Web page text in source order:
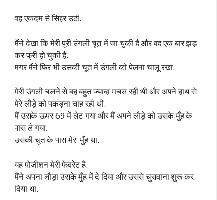
वह एकदम से सिहर उठी.
मैंने देखा कि मेरी पूरी उंगली चूत में जा चुकी है और वह एक बार झड़
कर फ्री हो चुकी है.
मगर मैंने फिर भी उसकी चूत में उंगली को पेलना चालू रखा.
मेरी उंगली चलने से वह बहुत ज्यादा मचल रही थी और अपने हाथ से
मेरे लौड़े को पकड़ना चाह रही थी.
मैं उसके ऊपर 69 में लेट गया और मैं अपने लौड़े को उसके मुँह के
पास ले गया.
उसकी चूत के पास मेरा मुँह था.
यह पोजीशन मेरी फेवरेट है.
मैंने अपना लौड़ा उसके मुँह में दे दिया और उससे चुसवाना शुरू कर
दिया था.